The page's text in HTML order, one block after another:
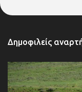
Δημοφιλείς